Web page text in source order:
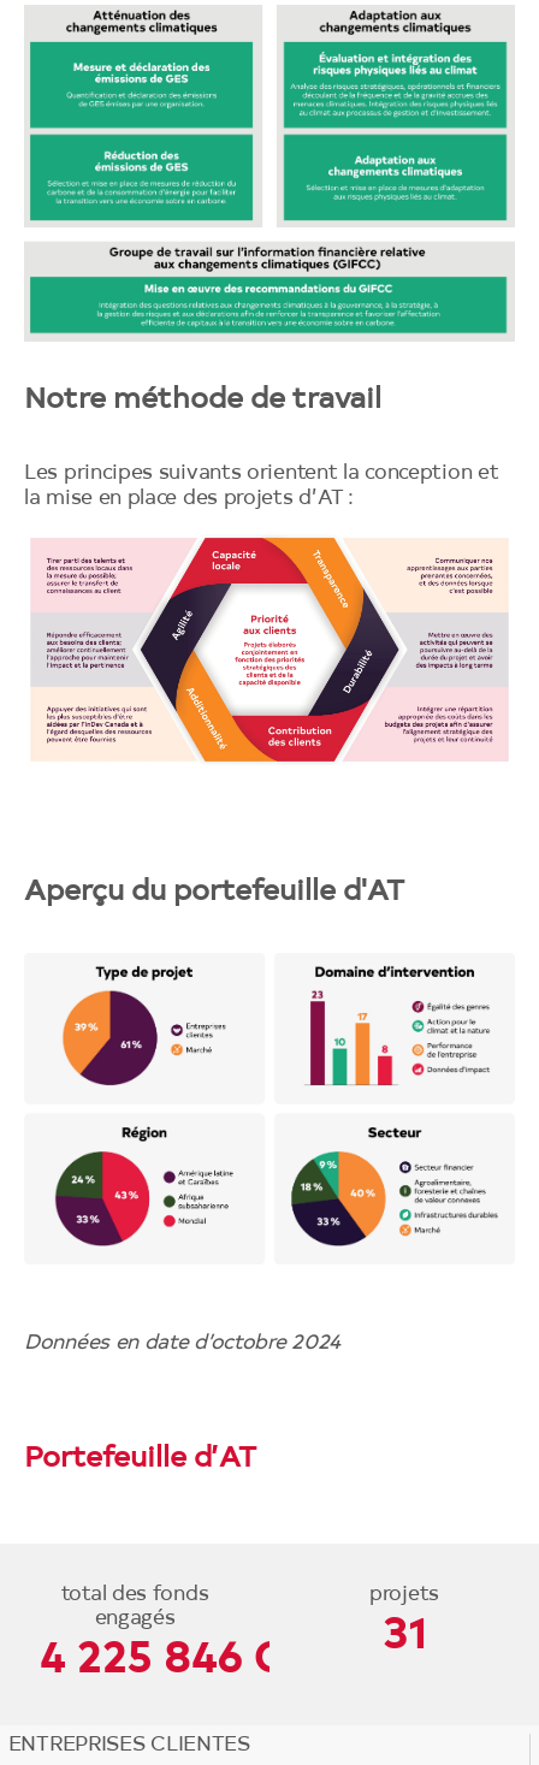
Image
Notre méthode de travail
Les principes suivants orientent la conception et
la mise en place des projets d’AT :
Aperçu du portefeuille d'AT
Données en date d’octobre 2024
Portefeuille d’AT
total des fonds
engagés
4 225 846 CAD
projets
31
ENTREPRISES CLIENTES